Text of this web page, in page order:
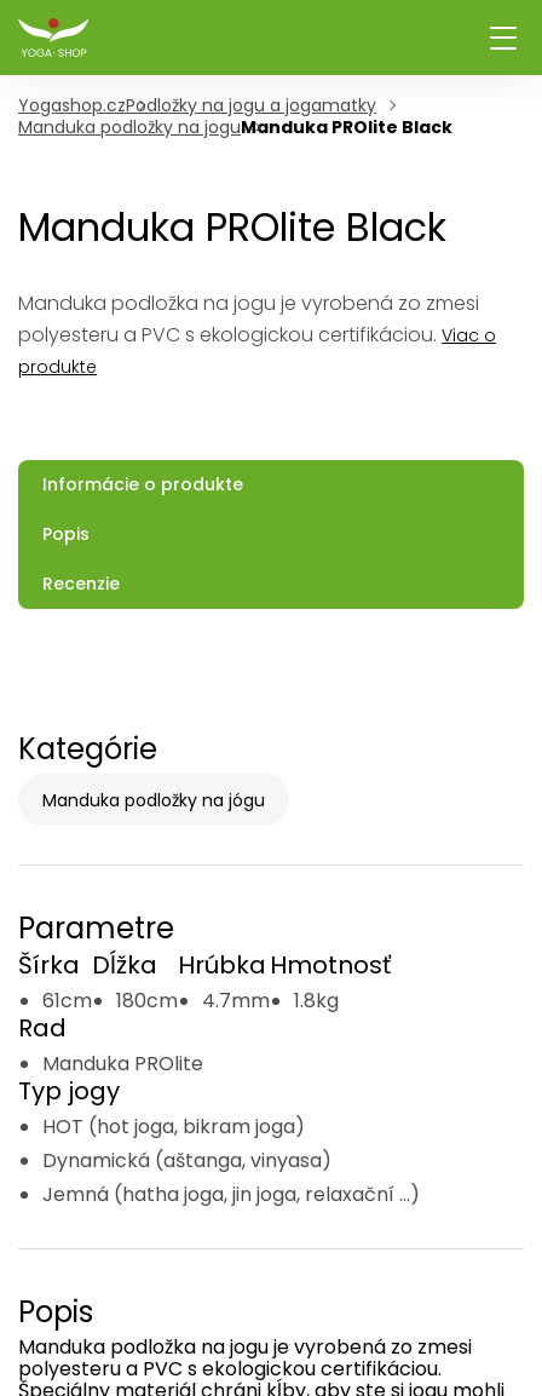
Yogashop.czPodložky na jogu a jogamatky
Manduka podložky na joguManduka PROlite Black
Manduka PROlite Black
Manduka podložka na jogu je vyrobená zo zmesi
polyesteru a PVC s ekologickou certifikáciou. Viac o
produkte
Informácie o produkte
Popis
Recenzie
Kategórie
Manduka podložky na jógu
Parametre
Šírka
61cm
Dĺžka
180cm
Hrúbka
4.7mm
Hmotnosť
1.8kg
Rad
Manduka PROlite
Typ jogy
HOT (hot joga, bikram joga)
Dynamická (aštanga, vinyasa)
Jemná (hatha joga, jin joga, relaxační ...)
Popis
Manduka podložka najoguje vyrobená zo zmesi
polyesterua PVC sekologickoucertifikáciou.